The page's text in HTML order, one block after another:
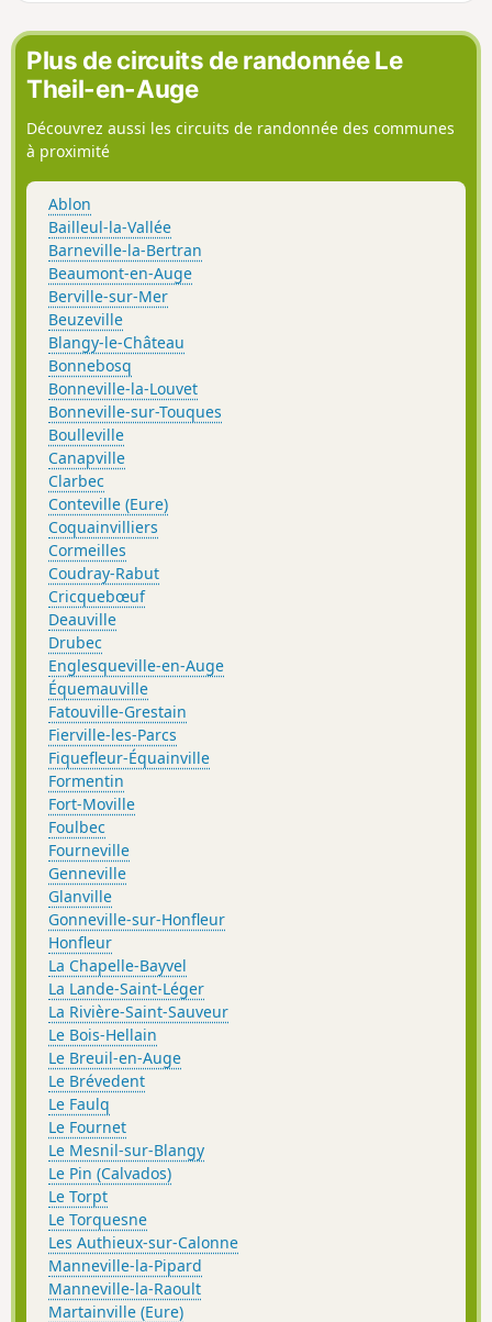
Plus de circuits de randonnée Le
Theil-en-Auge
Découvrez aussi les circuits de randonnée des communes
à proximité
Ablon
Bailleul-la-Vallée
Barneville-la-Bertran
Beaumont-en-Auge
Berville-sur-Mer
Beuzeville
Blangy-le-Château
Bonnebosq
Bonneville-la-Louvet
Bonneville-sur-Touques
Boulleville
Canapville
Clarbec
Conteville (Eure)
Coquainvilliers
Cormeilles
Coudray-Rabut
Cricquebœuf
Deauville
Drubec
Englesqueville-en-Auge
Équemauville
Fatouville-Grestain
Fierville-les-Parcs
Fiquefleur-Équainville
Formentin
Fort-Moville
Foulbec
Fourneville
Genneville
Glanville
Gonneville-sur-Honfleur
Honfleur
La Chapelle-Bayvel
La Lande-Saint-Léger
La Rivière-Saint-Sauveur
Le Bois-Hellain
Le Breuil-en-Auge
Le Brévedent
Le Faulq
Le Fournet
Le Mesnil-sur-Blangy
Le Pin (Calvados)
Le Torpt
Le Torquesne
Les Authieux-sur-Calonne
Manneville-la-Pipard
Manneville-la-Raoult
Martainville (Eure)